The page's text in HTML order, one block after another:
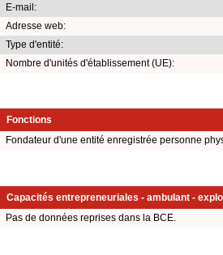
E-mail:
Adresse web:
Type d'entité:
Nombre d'unités d'établissement (UE):
Fonctions
Fondateur d'une entité enregistrée personne
Capacités entrepreneuriales - ambulant -
Pas de données reprises dans la BCE.